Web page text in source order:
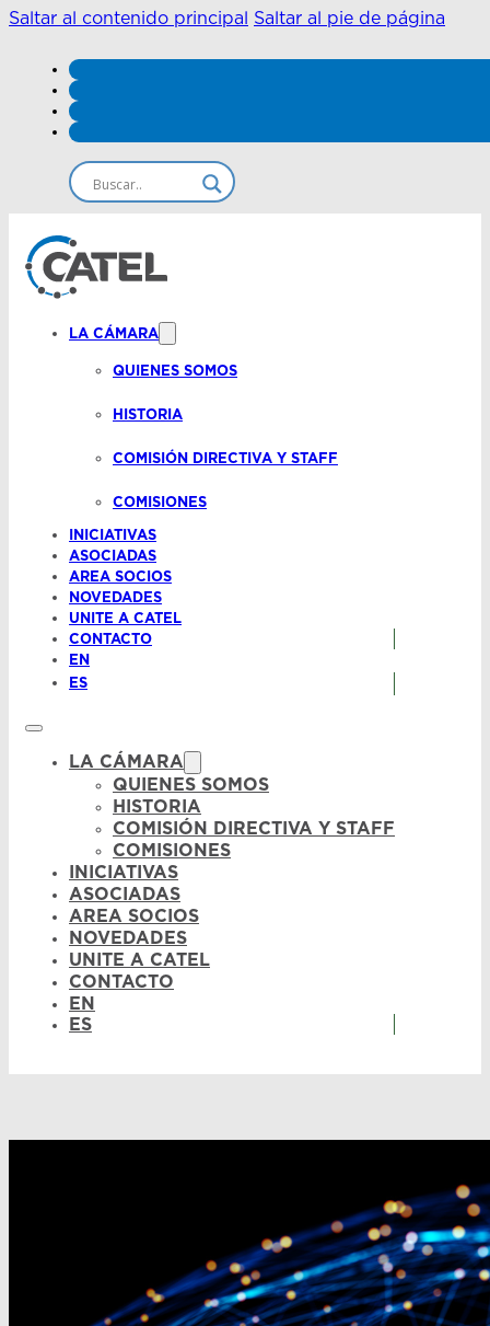
Saltar al contenido principal Saltar al pie de página
LA CÁMARA
QUIENES SOMOS
HISTORIA
COMISIÓN DIRECTIVA Y STAFF
COMISIONES
INICIATIVAS
ASOCIADAS
AREA SOCIOS
NOVEDADES
UNITE A CATEL
CONTACTO
EN
ES
LA CÁMARA
QUIENES SOMOS
HISTORIA
COMISIÓN DIRECTIVA Y STAFF
COMISIONES
INICIATIVAS
ASOCIADAS
AREA SOCIOS
NOVEDADES
UNITE A CATEL
CONTACTO
EN
ES